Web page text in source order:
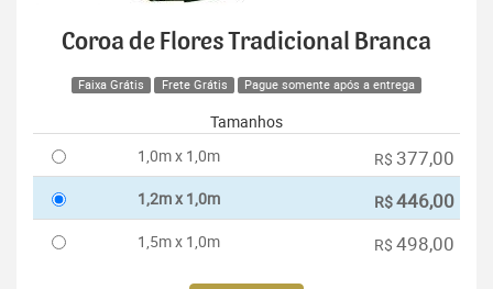
Coroa de Flores Tradicional Branca
Faixa Grátis Frete Grátis Pague somente após a entrega
Tamanhos
1,0m x 1,0m
R$ 377,00
1,2m x 1,0m R$446,00
1,5m x 1,0m R$ 498,00